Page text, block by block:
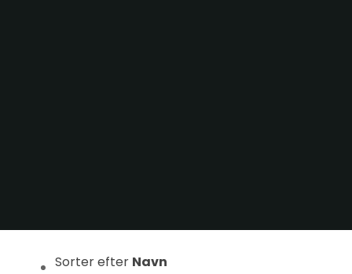
Sorter efter Navn
funktionalitet